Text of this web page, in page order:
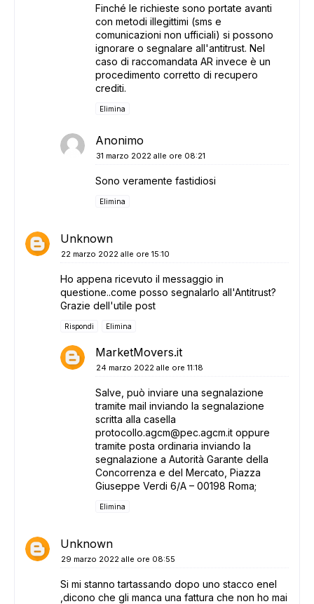
ADS
Finché le richieste sono portate avanti
con metodi illegittimi (sms e
comunicazioni non ufficiali) si possono
ignorare o segnalare all'antitrust. Nel
caso di raccomandata AR invece è un
procedimento corretto di recupero
crediti.
Elimina
Anonimo
31 marzo 2022 alle ore 08:21
Sono veramente fastidiosi
Elimina
Unknown
22 marzo 2022 alle ore 15:10
Ho appena ricevuto il messaggio in
questione..come posso segnalarlo all'Antitrust?
Grazie dell'utile post
Rispondi Elimina
MarketMovers.it
24 marzo 2022 alle ore 11:18
Salve, può inviare una segnalazione
tramite mail inviando la segnalazione
scritta alla casella
protocollo.agcm@pec.agcm.it oppure
tramite posta ordinaria inviando la
segnalazione a Autorità Garante della
Concorrenza e del Mercato, Piazza
Giuseppe Verdi 6/A – 00198 Roma;
Elimina
Unknown
29 marzo 2022 alle ore 08:55
Si mi stanno tartassando dopo uno stacco enel
,dicono che gli manca una fattura che non ho mai